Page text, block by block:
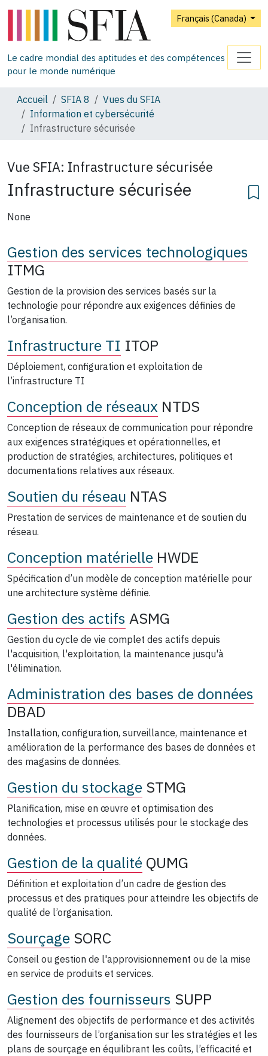
Français (Canada)
Le cadre mondial des aptitudes et des compétences
pour le monde numérique
Accueil SFIA 8
Vues du SFIA
Information et cybersécurité
Infrastructure sécurisée
Vue SFIA: Infrastructure sécurisée
Infrastructure sécurisée
None
Gestion des services technologiques
ITMG
Gestion de la provision des services basés sur la
technologie pour répondre aux exigences définies de
l’organisation.
Infrastructure TI ITOP
Déploiement, configuration et exploitation de
l’infrastructure TI
Conception de réseaux NTDS
Conception de réseaux de communication pour répondre
aux exigences stratégiques et opérationnelles, et
production de stratégies, architectures, politiques et
documentations relatives aux réseaux.
Soutien du réseau NTAS
Prestation de services de maintenance et de soutien du
réseau.
Conception matérielle HWDE
Spécification d’un modèle de conception matérielle pour
une architecture système définie.
Gestion des actifs ASMG
Gestion du cycle de vie complet des actifs depuis
l'acquisition, l'exploitation, la maintenance jusqu'à
l'élimination.
Administration des bases de données
DBAD
Installation, configuration, surveillance, maintenance et
amélioration de la performance des bases de données et
des magasins de données.
Gestion du stockage STMG
Planification, mise en œuvre et optimisation des
technologies et processus utilisés pour le stockage des
données.
Gestion de la qualité QUMG
Définition et exploitation d’un cadre de gestion des
processus et des pratiques pour atteindre les objectifs de
qualité de l’organisation.
Sourçage SORC
Conseil ou gestion de l'approvisionnement ou de la mise
en service de produits et services.
Gestion des fournisseurs SUPP
Alignement des objectifs de performance et des activités
des fournisseurs de l’organisation sur les stratégies et les
plans de sourçage en équilibrant les coûts, l’efficacité et